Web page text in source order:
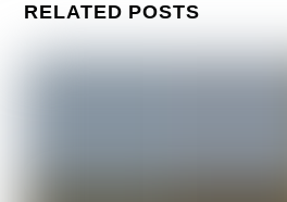
RELATED POSTS